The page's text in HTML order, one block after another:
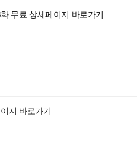
화 무료 상세페이지 바로가기
지 바로가기